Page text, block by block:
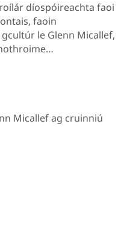
díospóireachta faoi
faoin
le Glenn Micallef,